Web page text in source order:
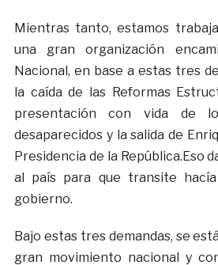
Mientras tanto, estamos
una gran organización
Nacional, en base a estas tres
la caída de las Reformas
presentación con vida de
desaparecidos y la salida de
Presidencia de la República.Eso
al país para que transite
gobierno.
Bajo estas tres demandas, se
gran movimiento nacional y